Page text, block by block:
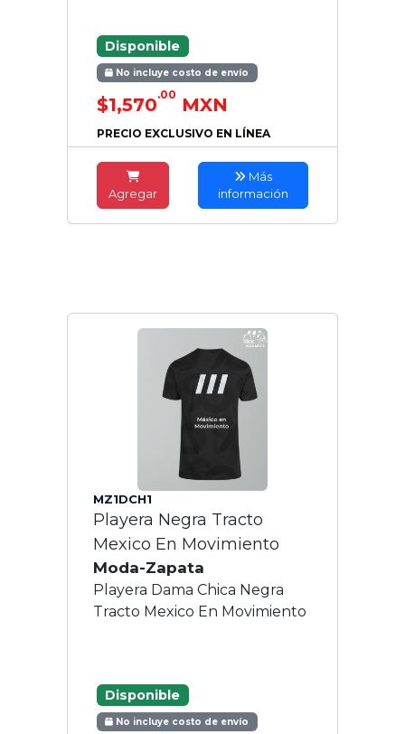
Disponible
No incluye costo de envío
$1,570.00 MXN
PRECIO EXCLUSIVO EN LÍNEA
Agregar
Más
información
MZ1DCH1
Playera Negra Tracto
Mexico En Movimiento
Moda-Zapata
Playera Dama Chica Negra
Tracto Mexico En Movimiento
Disponible
No incluye costo de envío